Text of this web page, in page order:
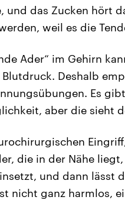
und das Zucken hört
weil es die
Ader“ im Gehirn
Deshalb
Es
aber die sieht
die in der Nähe
und dann lässt
nicht ganz harmlos,